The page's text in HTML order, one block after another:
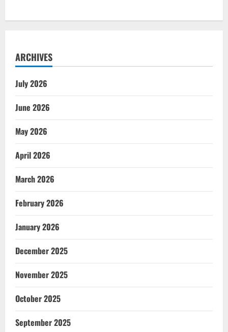
ARCHIVES
July 2026
June 2026
May 2026
April 2026
March 2026
February 2026
January 2026
December 2025
November 2025
October 2025
September 2025